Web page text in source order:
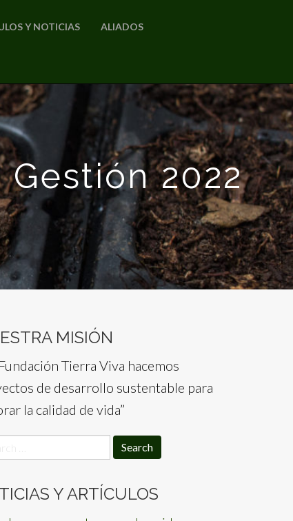
Y NOTICIAS ALIADOS
2022
MISIÓN
Tierra Viva hacemos
de desarrollo sustentable para
la calidad de vida”
Y ARTÍCULOS